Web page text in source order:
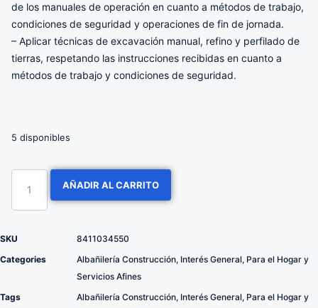
de los manuales de operación en cuanto a métodos de trabajo,
condiciones de seguridad y operaciones de fin de jornada.
– Aplicar técnicas de excavación manual, refino y perfilado de
tierras, respetando las instrucciones recibidas en cuanto a
métodos de trabajo y condiciones de seguridad.
5 disponibles
AÑADIR AL CARRITO
SKU
8411034550
Categories
Albañilería Construcción, Interés General, Para el Hogar y
Servicios Afines
Tags
Albañilería Construcción, Interés General, Para el Hogar y